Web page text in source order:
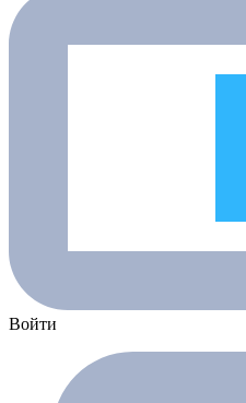
Войти